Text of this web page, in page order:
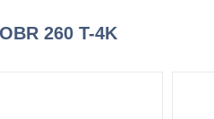
260 T-4K